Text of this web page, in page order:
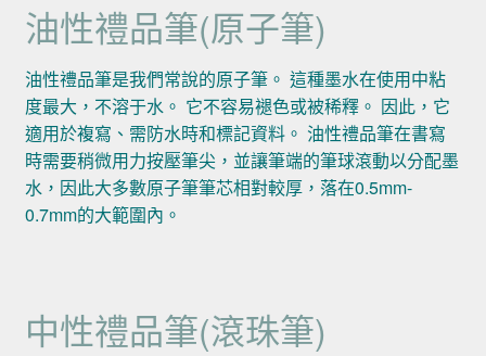
油性禮品筆(原子筆)
油性禮品筆是我們常說的原子筆。 這種墨水在使用中粘
度最大，不溶于水。 它不容易褪色或被稀釋。 因此，它
適用於複寫、需防水時和標記資料。 油性禮品筆在書寫
時需要稍微用力按壓筆尖，並讓筆端的筆球滾動以分配墨
水，因此大多數原子筆筆芯相對較厚，落在0.5mm-
0.7mm的大範圍內。
中性禮品筆(滾珠筆)